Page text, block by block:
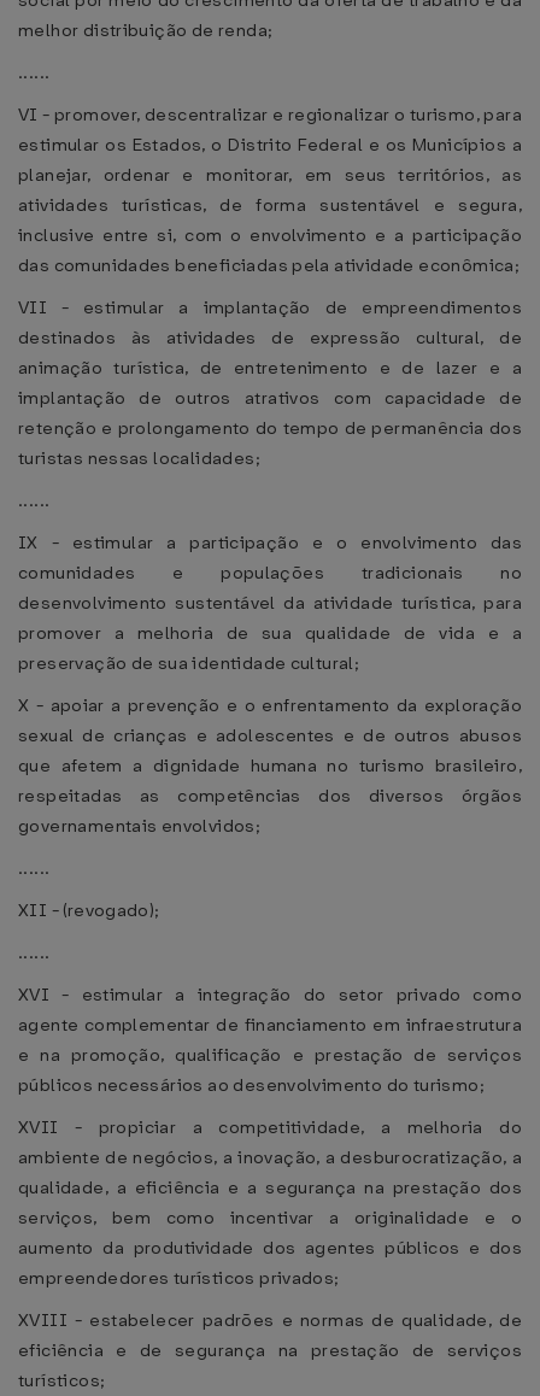
melhor distribuição de renda;
......
VI - promover, descentralizar e regionalizar o turismo, para
estimular os Estados, o Distrito Federal e os Municípios a
planejar, ordenar e monitorar, em seus territórios, as
atividades turísticas, de forma sustentável e segura,
inclusive entre si, com o envolvimento e a participação
das comunidades beneficiadas pela atividade econômica;
VII - estimular a implantação de empreendimentos
destinados às atividades de expressão cultural, de
animação turística, de entretenimento e de lazer e a
implantação de outros atrativos com capacidade de
retenção e prolongamento do tempo de permanência dos
turistas nessas localidades;
......
IX - estimular a participação e o envolvimento das
comunidades e populações tradicionais no
desenvolvimento sustentável da atividade turística, para
promover a melhoria de sua qualidade de vida e a
preservação de sua identidade cultural;
X - apoiar a prevenção e o enfrentamento da exploração
sexual de crianças e adolescentes e de outros abusos
que afetem a dignidade humana no turismo brasileiro,
respeitadas as competências dos diversos órgãos
governamentais envolvidos;
......
XII - (revogado);
......
XVI - estimular a integração do setor privado como
agente complementar de financiamento em infraestrutura
e na promoção, qualificação e prestação de serviços
públicos necessários ao desenvolvimento do turismo;
XVII - propiciar a competitividade, a melhoria do
ambiente de negócios, a inovação, a desburocratização, a
qualidade, a eficiência e a segurança na prestação dos
serviços, bem como incentivar a originalidade e o
aumento da produtividade dos agentes públicos e dos
empreendedores turísticos privados;
XVIII - estabelecer padrões e normas de qualidade, de
eficiência e de segurança na prestação de serviços
turísticos;